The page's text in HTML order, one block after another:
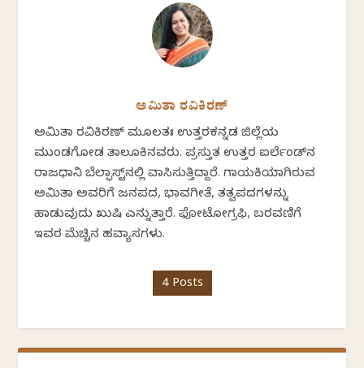
ಅಮಿತಾ ರವಿಕಿರಣ್
ಅಮಿತಾ ರವಿಕಿರಣ್ ಮೂಲತಃ ಉತ್ತರಕನ್ನಡ ಜಿಲ್ಲೆಯ
ಮುಂಡಗೋಡ ತಾಲೂಕಿನವರು. ಪ್ರಸ್ತುತ ಉತ್ತರ ಐರ್ಲೆಂಡ್‌ನ
ರಾಜಧಾನಿ ಬೆಲ್ಫಾಸ್ಟ್‌ನಲ್ಲಿ ವಾಸಿಸುತ್ತಿದ್ದಾರೆ. ಗಾಯಕಿಯಾಗಿರುವ
ಅಮಿತಾ ಅವರಿಗೆ ಜನಪದ, ಭಾವಗೀತೆ, ತತ್ವಪದಗಳನ್ನು
ಹಾಡುವುದು ಖುಷಿ ಎನ್ನುತ್ತಾರೆ. ಫೋಟೋಗ್ರಫಿ, ಬರವಣಿಗೆ
ಇವರ ಮೆಚ್ಚಿನ ಹವ್ಯಾಸಗಳು.
4 Posts